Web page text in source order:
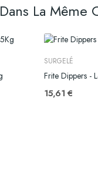
La Même
SURGELÉ
Frite Dippers -
15,61 €